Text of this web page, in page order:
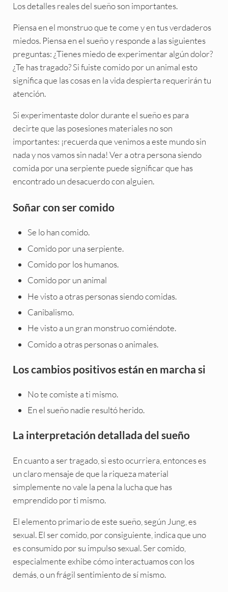
Los detalles reales del sueño son importantes.
Piensa en el monstruo que te come y en tus verdaderos
miedos. Piensa en el sueño y responde a las siguientes
preguntas: ¿Tienes miedo de experimentar algún dolor?
¿Te has tragado? Si fuiste comido por un animal esto
significa que las cosas en la vida despierta requerirán tu
atención.
Si experimentaste dolor durante el sueño es para
decirte que las posesiones materiales no son
importantes: ¡recuerda que venimos a este mundo sin
nada y nos vamos sin nada! Ver a otra persona siendo
comida por una serpiente puede significar que has
encontrado un desacuerdo con alguien.
Soñar con ser comido
Se lo han comido.
Comido por una serpiente.
Comido por los humanos.
Comido por un animal
He visto a otras personas siendo comidas.
Canibalismo.
He visto a un gran monstruo comiéndote.
Comido a otras personas o animales.
Los cambios positivos están en marcha si
No te comiste a ti mismo.
En el sueño nadie resultó herido.
La interpretación detallada del sueño
En cuanto a ser tragado, si esto ocurriera, entonces es
un claro mensaje de que la riqueza material
simplemente no vale la pena la lucha que has
emprendido por ti mismo.
El elemento primario de este sueño, según Jung, es
sexual. El ser comido, por consiguiente, indica que uno
es consumido por su impulso sexual. Ser comido,
especialmente exhibe cómo interactuamos con los
demás, o un frágil sentimiento de sí mismo.